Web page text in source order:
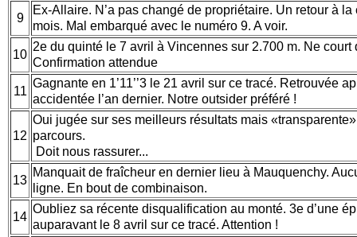
9
Ex-Allaire. N’a pas changé de propriétaire. Un retour à
mois. Mal embarqué avec le numéro 9. A voir.
10
2e du quinté le 7 avril à Vincennes sur 2.700 m. Ne court
Confirmation attendue
11
Gagnante en 1’11’’3 le 21 avril sur ce tracé. Retrouvée
accidentée l’an dernier. Notre outsider préféré !
12
Oui jugée sur ses meilleurs résultats mais
parcours.
Doit nous rassurer...
13
Manquait de fraîcheur en dernier lieu à Mauquenchy.
ligne. En bout de combinaison.
14
Oubliez sa récente disqualification au monté. 3e d’une
auparavant le 8 avril sur ce tracé. Attention !